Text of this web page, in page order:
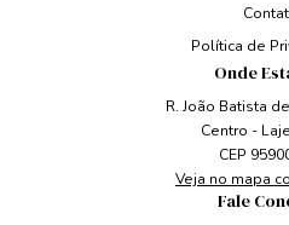
Política de
Onde
R. João Batista
Centro -
CEP
Veja no mapa
Fale